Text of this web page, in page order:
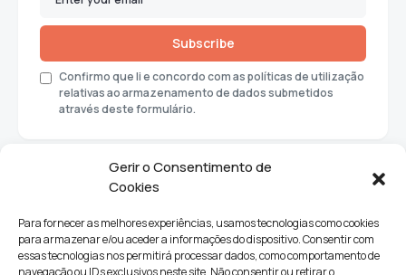
Gerir o Consentimento de
Cookies
Para fornecer as melhores experiências, usamos tecnologias como cookies
para armazenar e/ou aceder a informações do dispositivo. Consentir com
essas tecnologias nos permitirá processar dados, como comportamento de
navegação ou IDs exclusivos neste site. Não consentir ou retirar o
Subscribe
Confirmo que li e concordo com as políticas de utilização
relativas ao armazenamento de dados submetidos
através deste formulário.